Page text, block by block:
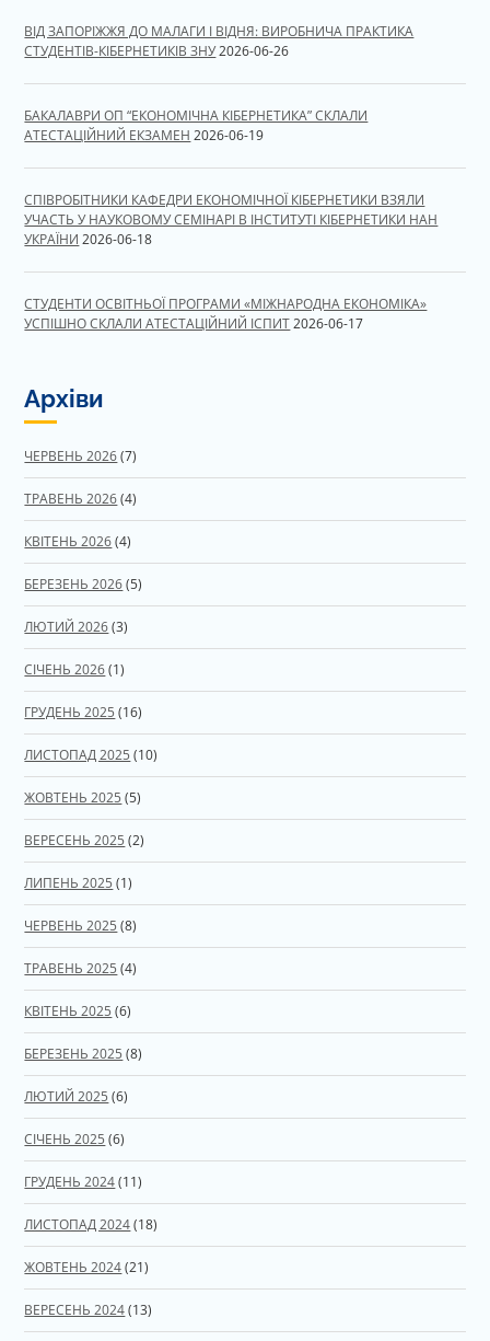
ВІД ЗАПОРІЖЖЯ ДО МАЛАГИ І ВІДНЯ: ВИРОБНИЧА ПРАКТИКА
СТУДЕНТІВ-КІБЕРНЕТИКІВ ЗНУ2026-06-26
БАКАЛАВРИ ОП “ЕКОНОМІЧНА КІБЕРНЕТИКА” СКЛАЛИ
АТЕСТАЦІЙНИЙ ЕКЗАМЕН 2026-06-19
СПІВРОБІТНИКИ КАФЕДРИ ЕКОНОМІЧНОЇ КІБЕРНЕТИКИ ВЗЯЛИ
УЧАСТЬ У НАУКОВОМУ СЕМІНАРІ В ІНСТИТУТІ КІБЕРНЕТИКИ НАН
УКРАЇНИ 2026-06-18
СТУДЕНТИ ОСВІТНЬОЇ ПРОГРАМИ «МІЖНАРОДНА ЕКОНОМІКА»
УСПІШНО СКЛАЛИ АТЕСТАЦІЙНИЙ ІСПИТ 2026-06-17
Архіви
ЧЕРВЕНЬ 2026(7)
ТРАВЕНЬ 2026(4)
КВІТЕНЬ 2026(4)
БЕРЕЗЕНЬ 2026(5)
ЛЮТИЙ 2026(3)
СІЧЕНЬ 2026(1)
ГРУДЕНЬ 2025 (16)
ЛИСТОПАД 2025 (10)
ЖОВТЕНЬ 2025 (5)
ВЕРЕСЕНЬ 2025 (2)
ЛИПЕНЬ 2025 (1)
ЧЕРВЕНЬ 2025 (8)
ТРАВЕНЬ 2025 (4)
КВІТЕНЬ 2025 (6)
БЕРЕЗЕНЬ 2025 (8)
ЛЮТИЙ 2025 (6)
СІЧЕНЬ 2025 (6)
ГРУДЕНЬ 2024(11)
ЛИСТОПАД 2024(18)
ЖОВТЕНЬ 2024(21)
ВЕРЕСЕНЬ 2024(13)